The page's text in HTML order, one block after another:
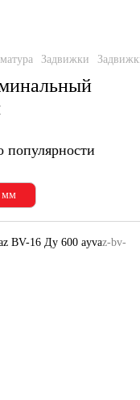
Задвижки
популярности
мм